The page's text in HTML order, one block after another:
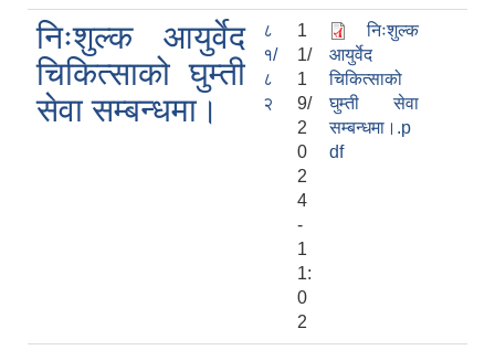
निःशुल्क आयुर्वेद
चिकित्साको घुम्ती
सेवा सम्बन्धमा।
८
१/
८
२
1
1/
1
9/
2
0
2
4
-
1
1:
0
2
निःशुल्क
आयुर्वेद
चिकित्साको
घुम्ती सेवा
सम्बन्धमा।.p
df